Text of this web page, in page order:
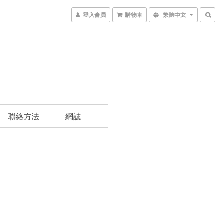
登入會員 購物車 繁體中文
聯絡方法 網誌